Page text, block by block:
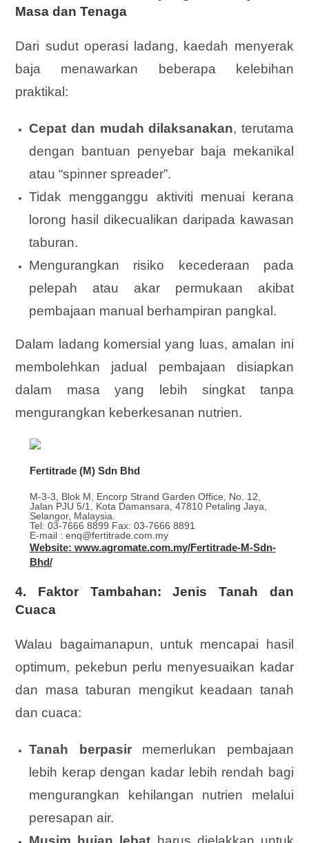
Masa dan Tenaga
Dari sudut operasi ladang, kaedah menyerak
baja menawarkan beberapa kelebihan
praktikal:
Cepat dan mudah dilaksanakan, terutama
dengan bantuan penyebar baja mekanikal
atau “spinner spreader”.
Tidak mengganggu aktiviti menuai kerana
lorong hasil dikecualikan daripada kawasan
taburan.
Mengurangkan risiko kecederaan pada
pelepah atau akar permukaan akibat
pembajaan manual berhampiran pangkal.
Dalam ladang komersial yang luas, amalan ini
membolehkan jadual pembajaan disiapkan
dalam masa yang lebih singkat tanpa
mengurangkan keberkesanan nutrien.
Fertitrade (M) Sdn Bhd
M-3-3, Blok M, Encorp Strand Garden Office, No. 12,
Jalan PJU 5/1, Kota Damansara, 47810 Petaling Jaya,
Selangor, Malaysia.
Tel: 03-7666 8899 Fax: 03-7666 8891
E-mail : enq@fertitrade.com.my
Website: www.agromate.com.my/Fertitrade-M-Sdn-
Bhd/
4. Faktor Tambahan: Jenis Tanah dan
Cuaca
Walau bagaimanapun, untuk mencapai hasil
optimum, pekebun perlu menyesuaikan kadar
dan masa taburan mengikut keadaan tanah
dan cuaca:
Tanah berpasirmemerlukan pembajaan
lebih kerap dengan kadar lebih rendah bagi
mengurangkan kehilangan nutrien melalui
peresapan air.